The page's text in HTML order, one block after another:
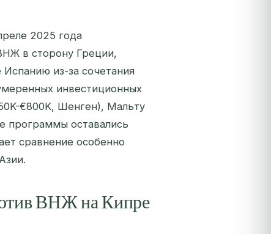
2025 года
в сторону Греции,
из-за сочетания
инвестиционных
€800K, Шенген), Мальту
программы оставались
сравнение особенно
ВНЖ на Кипре